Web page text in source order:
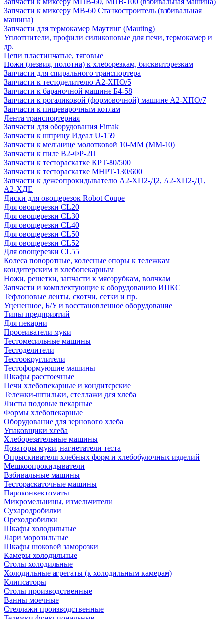
Запчасти к миксеру МПВ-60, МПВ-100 (взбивальная машина)
Запчасти к миксеру МВ-60 Станкостроитель (взбивальная
машина)
Запчасти для термокамер Маутинг (Mauting)
Уплотнители, профили силиконовые для печи, термокамер и
др.
Цепи пластинчатые, тяговые
Ножи (лезвия, полотна) к хлеборезкам, бисквиторезкам
Запчасти для спирального транспортера
Запчасти к тестоделителю А2-ХПО/5
Запчасти к бараночной машине Б4-58
Запчасти к рогаликовой (формовочной) машине А2-ХПО/7
Запчасти к пищеварочным котлам
Лента транспортерная
Запчасти для оборудования Fimak
Запчасти к шприцу Идеал U-159
Запчасти к мельнице молотковой 10-ММ (ММ-10)
Запчасти к пиле В2-ФР-2П
Запчасти к тестораскатке КРТ-80/500
Запчасти к тестораскатке МНРТ-130/600
Запчасти к деже­опрокидывателю А2-ХП2-Д2, А2-ХП2-Д1,
А2-ХДЕ
Диски для овощерезок Robot Coupe
Для овощерезки CL20
Для овощерезки CL30
Для овощерезки CL40
Для овощерезки CL50
Для овощерезки CL52
Для овощерезки CL55
Колеса поворотные, колесные опоры к тележкам
кондитерским и хлебопекарным
Ножи, решетки, запчасти к мясорубкам, волчкам
Запчасти и комплектующие к оборудованию ИПКС
Тефлоновые ленты, скотчи, сетки и пр.
Уцененное, Б/У и восстановленное оборудование
Типы предприятий
Для пекарни
Просеиватели муки
Тестомесильные машины
Тестоделители
Тестоокруглители
Тестоформующие машины
Шкафы расстоечные
Печи хлебопекарные и кондитерские
Тележки-шпильки, стеллажи для хлеба
Листы подовые пекарные
Формы хлебопекарные
Оборудование для зернового хлеба
Упаковщики хлеба
Хлеборезательные машины
Дозаторы муки, нагнетатели теста
Опрыскиватели хлебных форм и хлебобулочных изделий
Мешкоопрокидыватели
Взбивальные машины
Тестораскаточные машины
Пароконвектоматы
Микромельницы, измельчители
Сухародробилки
Ореходробилки
Шкафы холодильные
Лари морозильные
Шкафы шоковой заморозки
Камеры холодильные
Столы холодильные
Холодильные агрегаты (к холодильным камерам)
Клипсаторы
Столы производственные
Ванны моечные
Стеллажи производственные